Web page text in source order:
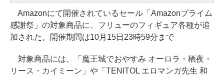
Amazonにて開催されているセール「Amazonプライム
感謝祭」の対象商品に、フリューのフィギュア各種が追
加された。開催期間は10月15日23時59分まで
対象商品には、「魔王城でおやすみ オーロラ・栖夜・
リース・カイミーン」や「TENITOL エロマンガ先生 和